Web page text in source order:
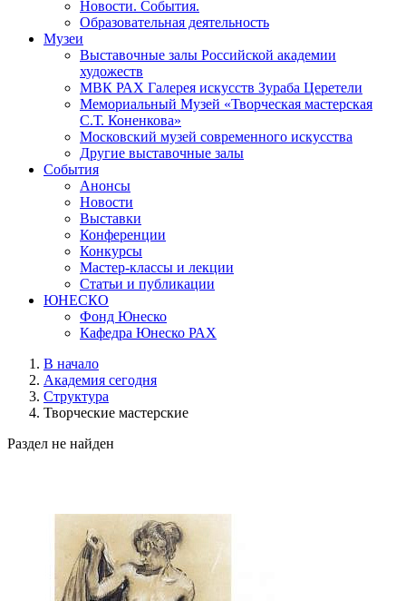
Новости. События.
Образовательная деятельность
Музеи
Выставочные залы Российской академии
художеств
МВК РАХ Галерея искусств Зураба Церетели
Мемориальный Музей «Творческая мастерская
С.Т. Коненкова»
Московский музей современного искусства
Другие выставочные залы
События
Анонсы
Новости
Выставки
Конференции
Конкурсы
Мастер-классы и лекции
Статьи и публикации
ЮНЕСКО
Фонд Юнеско
Кафедра Юнеско РАХ
В начало
Академия сегодня
Структура
Творческие мастерские
Раздел не найден